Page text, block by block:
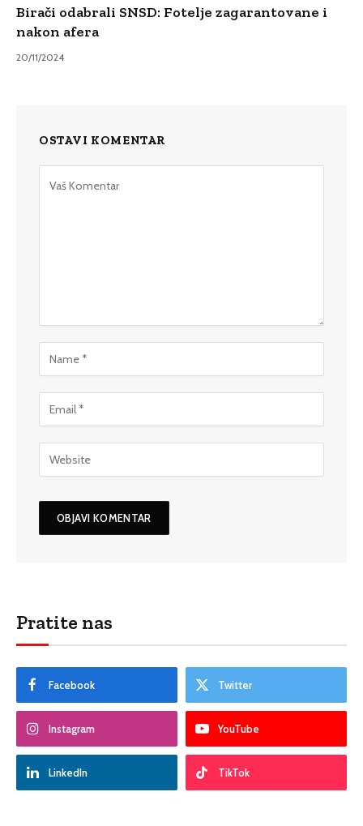
Birači odabrali SNSD: Fotelje zagarantovane i
nakon afera
20/11/2024
OSTAVI KOMENTAR
Pratite nas
Facebook Twitter
Instagram YouTube
LinkedIn TikTok